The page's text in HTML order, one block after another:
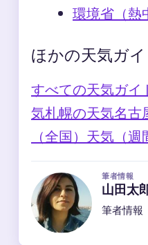
環境省（熱
ほかの天気ガイ
すべての天気ガイ
気札幌の天気名古
（全国） 天気（週
筆者情報
山田太
筆者情報